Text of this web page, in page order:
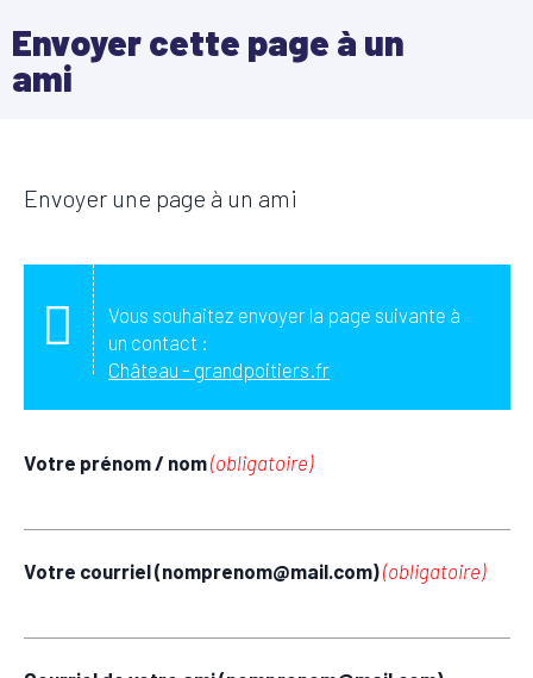
Envoyer cette page à un
ami
Envoyer une page à un ami
Vous souhaitez envoyer la page suivante à
un contact :
Château - grandpoitiers.fr
Votre prénom / nom(obligatoire)
Votre courriel (nomprenom@mail.com)(obligatoire)